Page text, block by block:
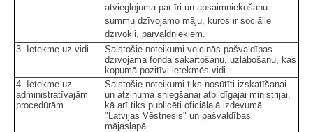
atvieglojuma par īri un apsaimniekošanu
summu dzīvojamo māju, kuros ir sociālie
dzīvokļi, pārvaldniekiem.
3. Ietekme uz vidi
Saistošie noteikumi veicinās pašvaldības
dzīvojamā fonda sakārtošanu, uzlabošanu, kas
kopumā pozitīvi ietekmēs vidi.
4. Ietekme uz
administratīvajām
procedūrām
Saistošie noteikumi tiks nosūtīti izskatīšanai
un atzinuma sniegšanai atbildīgajai ministrijai,
kā arī tiks publicēti oficiālajā izdevumā
"Latvijas Vēstnesis" un pašvaldības
mājaslapā.